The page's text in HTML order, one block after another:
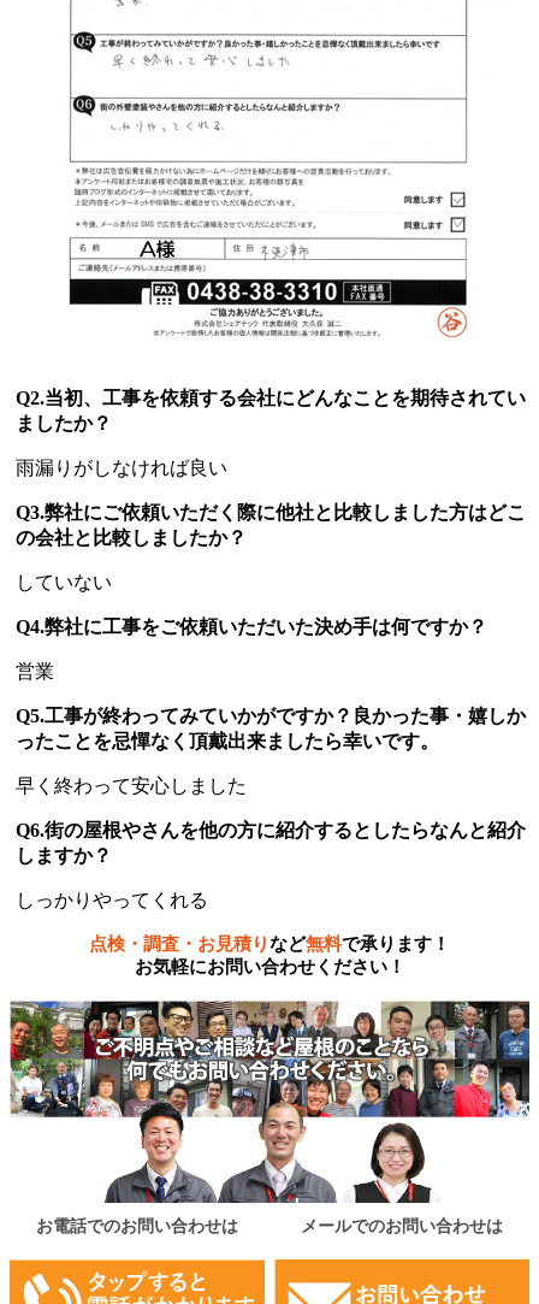
Q2.当初、工事を依頼する会社にどんなことを期待されてい
ましたか？
雨漏りがしなければ良い
Q3.弊社にご依頼いただく際に他社と比較しました方はどこ
の会社と比較しましたか？
していない
Q4.弊社に工事をご依頼いただいた決め手は何ですか？
営業
Q5.工事が終わってみていかがですか？良かった事・嬉しか
ったことを忌憚なく頂戴出来ましたら幸いです。
早く終わって安心しました
Q6.街の屋根やさんを他の方に紹介するとしたらなんと紹介
しますか？
しっかりやってくれる
点検・調査・お見積りなど無料で承ります！
お気軽にお問い合わせください！
お電話でのお問い合わせは メールでのお問い合わせは